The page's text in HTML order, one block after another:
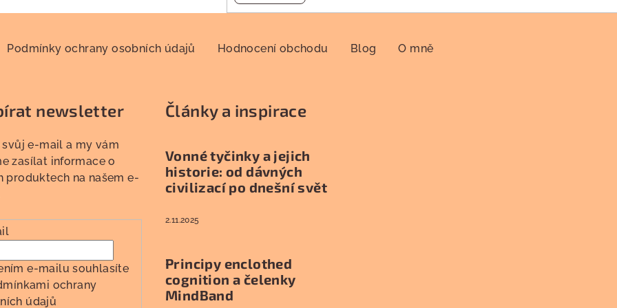
Podmínky ochrany osobních údajů Hodnocení obchodu Blog O mně
newsletter
e-mail a my vám
zasílat informace o
produktech na našem e-
e-mailu souhlasíte
ochrany
údajů
Články a inspirace
Vonné tyčinky a jejich
historie: od dávných
civilizací po dnešní svět
2.11.2025
Principy enclothed
cognition a čelenky
MindBand